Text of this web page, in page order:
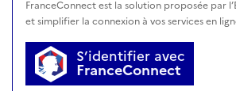
FranceConnect est la solution proposée par
et simplifier la connexion à vos services en
S’identifier avec
FranceConnect